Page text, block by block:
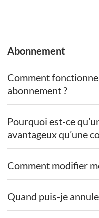
Abonnement
Comment
abonnement ?
Pourquoi est-ce
avantageux qu’une
Comment modifier
Quand puis-je